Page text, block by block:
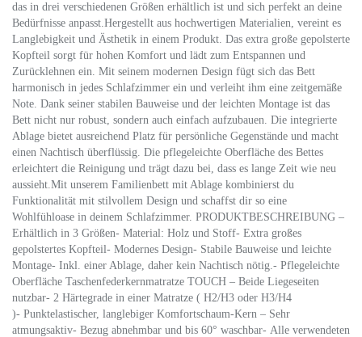
das in drei verschiedenen Größen erhältlich ist und sich perfekt an deine
Bedürfnisse anpasst.Hergestellt aus hochwertigen Materialien, vereint es
Langlebigkeit und Ästhetik in einem Produkt. Das extra große gepolsterte
Kopfteil sorgt für hohen Komfort und lädt zum Entspannen und
Zurücklehnen ein. Mit seinem modernen Design fügt sich das Bett
harmonisch in jedes Schlafzimmer ein und verleiht ihm eine zeitgemäße
Note. Dank seiner stabilen Bauweise und der leichten Montage ist das
Bett nicht nur robust, sondern auch einfach aufzubauen. Die integrierte
Ablage bietet ausreichend Platz für persönliche Gegenstände und macht
einen Nachtisch überflüssig. Die pflegeleichte Oberfläche des Bettes
erleichtert die Reinigung und trägt dazu bei, dass es lange Zeit wie neu
aussieht.Mit unserem Familienbett mit Ablage kombinierst du
Funktionalität mit stilvollem Design und schaffst dir so eine
Wohlfühloase in deinem Schlafzimmer. PRODUKTBESCHREIBUNG –
Erhältlich in 3 Größen- Material: Holz und Stoff- Extra großes
gepolstertes Kopfteil- Modernes Design- Stabile Bauweise und leichte
Montage- Inkl. einer Ablage, daher kein Nachtisch nötig.- Pflegeleichte
Oberfläche Taschenfederkernmatratze TOUCH – Beide Liegeseiten
nutzbar- 2 Härtegrade in einer Matratze ( H2/H3 oder H3/H4
)- Punktelastischer, langlebiger Komfortschaum-Kern – Sehr
atmungsaktiv- Bezug abnehmbar und bis 60° waschbar- Alle verwendeten